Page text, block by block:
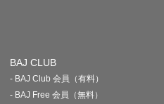
BAJ CLUB
- BAJ Club 会員（有料）
- BAJ Free 会員（無料）